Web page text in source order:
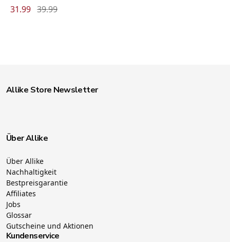
31.99 39.99
Allike Store Newsletter
Über Allike
Über Allike
Nachhaltigkeit
Bestpreisgarantie
Affiliates
Jobs
Glossar
Gutscheine und Aktionen
Kundenservice